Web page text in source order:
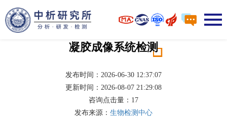
凝胶成像系统检测
发布时间：2026-06-30 12:37:07
更新时间：2026-08-07 21:29:08
咨询点击量： 17
发布来源： 生物检测中心